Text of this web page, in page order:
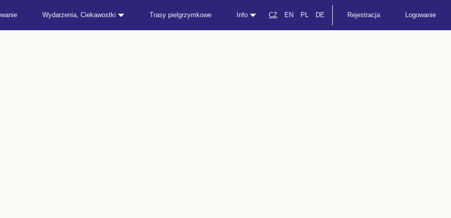
Wydarzenia, Ciekawostki Trasy pielgrzymkowe Info CZ EN PL DE Rejestracja Logowanie